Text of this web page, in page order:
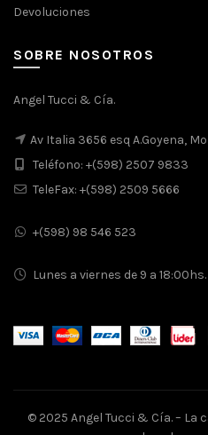
Devoluciones
SOBRE NOSOTROS
Angel Tucci & Cía.
Av Italia 3656 esq A.Goyena,
Teléfono: +(598) 2507 9833
TeleFax: +(598) 2509 5666
+(598) 98 546 523
Lunes a viernes de 9 a 18:00hs.
© 2025 Angel Tucci & Cía. – La